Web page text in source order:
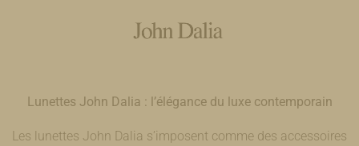
Lunettes John Dalia : l’élégance du luxe contemporain
Les lunettes John Dalia s’imposent comme des accessoires